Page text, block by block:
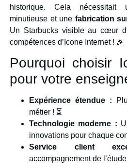
historique. Cela nécessitait
minutieuse et une fabrication
Un Starbucks visible au cœur
compétences d’Icone Internet ! 🎉
Pourquoi choisir
pour votre
Expérience étendue :
métier ! ⏳
Technologie moderne :
innovations pour chaque
Service client
accompagnement de